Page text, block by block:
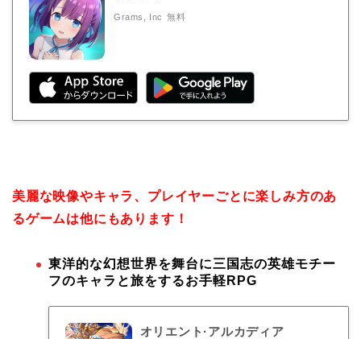
Grams, Inc 無料
美麗な映像やキャラ、プレイヤーごとに楽しみ方のあ
るゲームは他にもあります！
東洋的な幻想世界を舞台に三国志の英雄モチー
フのキャラと旅をするお手軽RPG
オリエント·アルカディア